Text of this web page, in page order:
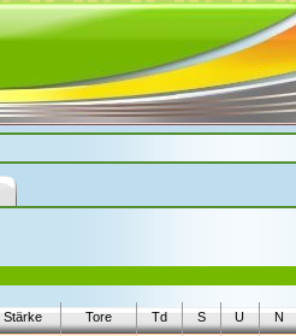
Stärke Tore Td S U
N